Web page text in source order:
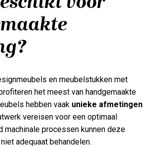
en meubelstukken met
het meest van handgemaakte
hebben vaak unieke afmetingen
vereisen voor een optimaal
machinale processen kunnen deze
adequaat behandelen.